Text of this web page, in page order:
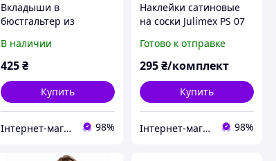
Вкладыши в
бюстгальтер из
26 full cup push-up
В наличии
425 ₴
Купить
Інтернет-магазин "Carmen" 98%
Наклейки сатиновые
на соски Julimex PS 07
Готово к отправке
295₴/комплект
Купить
Інтернет-магазин "Carmen" 98%